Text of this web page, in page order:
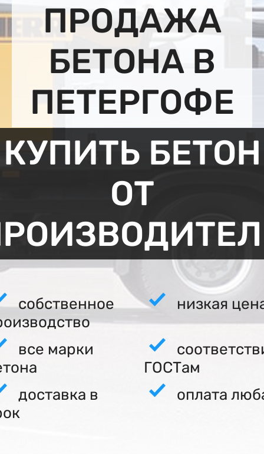
ПРОДАЖА
БЕТОНА В
ПЕТЕРГОФЕ
КУПИТЬ БЕТОН
ОТ
собственное
низкая
все марки
ГОСТам
доставка в
оплата